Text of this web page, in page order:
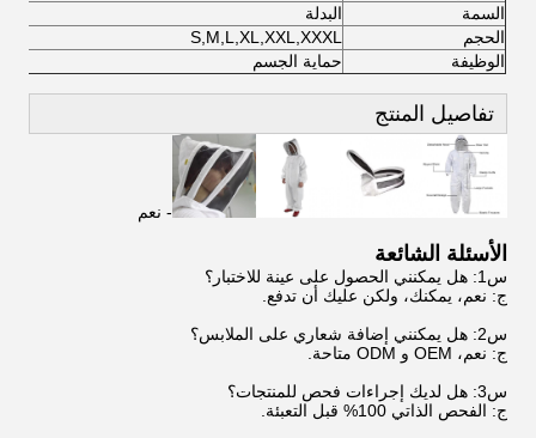
السمة
البدلة
الحجم
S,M,L,XL,XXL,XXXL
الوظيفة
حماية الجسم
تفاصيل المنتج
- نعم
الأسئلة الشائعة
س1: هل يمكنني الحصول على عينة للاختبار؟
ج: نعم، يمكنك، ولكن عليك أن تدفع.
س2: هل يمكنني إضافة شعاري على الملابس؟
ج: نعم، OEM و ODM متاحة.
س3: هل لديك إجراءات فحص للمنتجات؟
ج: الفحص الذاتي 100% قبل التعبئة.